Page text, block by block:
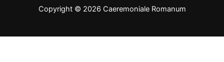
Copyright © 2026 Caeremoniale Romanum